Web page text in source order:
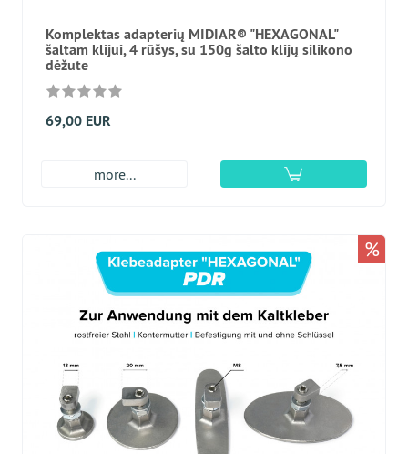
Komplektas adapterių MIDIAR® "HEXAGONAL"
šaltam klijui, 4 rūšys, su 150g šalto klijų silikono
dėžute
69,00 EUR
more...
%